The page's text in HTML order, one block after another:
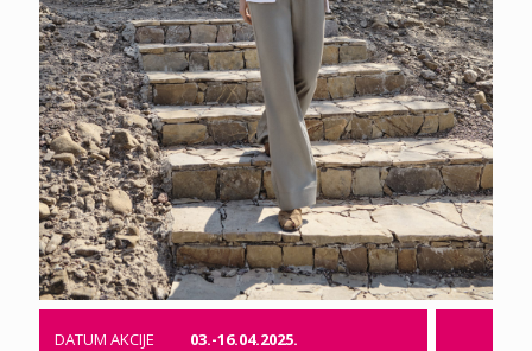
DATUM AKCIJE 03.-16.04.2025.